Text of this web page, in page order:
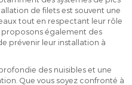
de filets est souvent une
tout en respectant leur rôle
également des
prévenir leur installation à
des nuisibles et une
Que vous soyez confronté à